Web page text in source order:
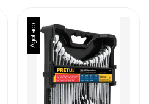
Agotado